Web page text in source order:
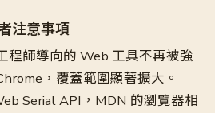
注意事項
程師導向的 Web 工具不再被強
，覆蓋範圍顯著擴大。
Serial API，MDN 的瀏覽器相